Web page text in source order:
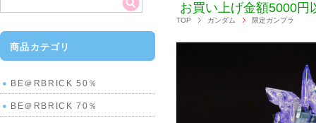
お買い上げ金額5000円
TOP ガンダム 限定ガンプラ
商品カテゴリ
BE＠RBRICK 50％
BE＠RBRICK 70％